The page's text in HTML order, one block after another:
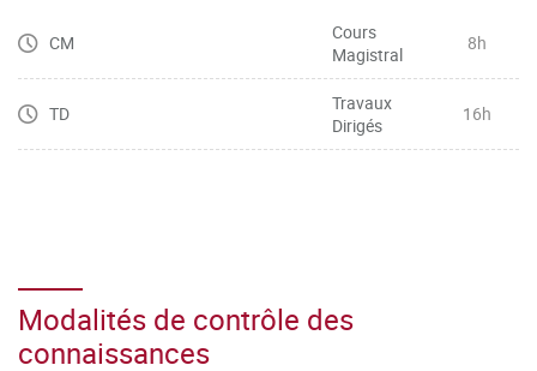
CM
Cours
Magistral
8h
TD
Travaux
Dirigés
16h
Modalités de contrôle des
connaissances